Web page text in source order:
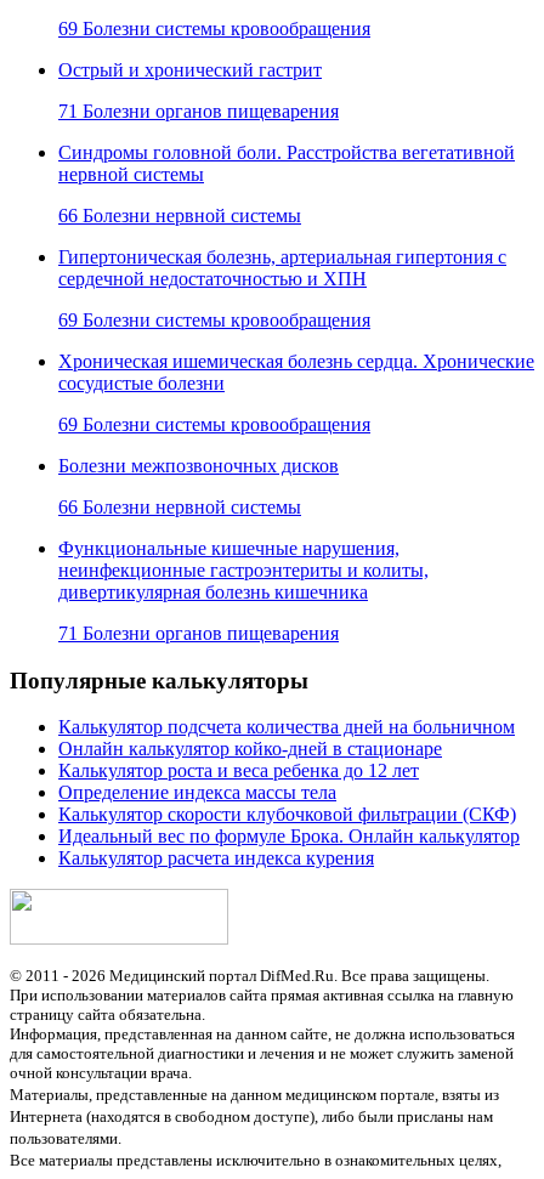
69 Болезни системы кровообращения
Острый и хронический гастрит
71 Болезни органов пищеварения
Синдромы головной боли. Расстройства вегетативной
нервной системы
66 Болезни нервной системы
Гипертоническая болезнь, артериальная гипертония с
сердечной недостаточностью и ХПН
69 Болезни системы кровообращения
Хроническая ишемическая болезнь сердца. Хронические
сосудистые болезни
69 Болезни системы кровообращения
Болезни межпозвоночных дисков
66 Болезни нервной системы
Функциональные кишечные нарушения,
неинфекционные гастроэнтериты и колиты,
дивертикулярная болезнь кишечника
71 Болезни органов пищеварения
Популярные калькуляторы
Калькулятор подсчета количества дней на больничном
Онлайн калькулятор койко-дней в стационаре
Калькулятор роста и веса ребенка до 12 лет
Определение индекса массы тела
Калькулятор скорости клубочковой фильтрации (СКФ)
Идеальный вес по формуле Брока. Онлайн калькулятор
Калькулятор расчета индекса курения
© 2011 - 2026 Медицинский портал DifMed.Ru. Все права защищены.
При использовании материалов сайта прямая активная ссылка на главную
страницу сайта обязательна.
Информация, представленная на данном сайте, не должна использоваться
для самостоятельной диагностики и лечения и не может служить заменой
очной консультации врача.
Материалы, представленные на данном медицинском портале, взяты из
Интернета (находятся в свободном доступе), либо были присланы нам
пользователями.
Все материалы представлены исключительно в ознакомительных целях,